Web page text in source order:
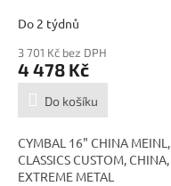
Do 2 týdnů
3 701 Kč bez DPH
4 478 Kč
Do košíku
CYMBAL 16" CHINA MEINL,
CLASSICS CUSTOM, CHINA,
EXTREME METAL